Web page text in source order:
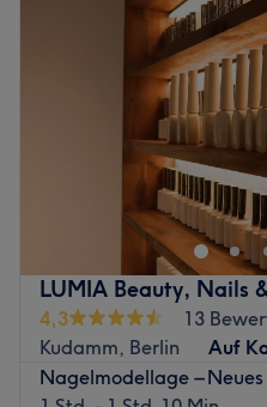
Donnerstag
Verleihe deinem Look das
eine Auszeit, die dich von
Studio KT Nails & Beauty
geschaffen, an dem
Ästhetik
Schönheit wirkungsvoll zu
und einladenden Ambiente
Atmosphäre, die zum
sich um deine individuelle
LUMIA Beauty, Nails
4,3
13
Kudamm, Berlin
Auf
Nagelmodellage –